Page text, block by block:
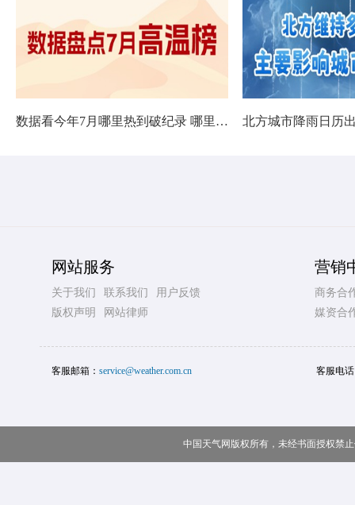
数据看今年7月哪里热到破纪录 哪里暑热连轴转
网站服务
关于我们 联系我们
用户反馈
版权声明
网站律师
营销
商务合
媒资合
客服邮箱： service@weather.com.cn 客服电
中国天气网版权所有，未经书面授权